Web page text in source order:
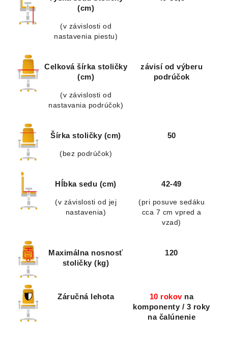
(cm)
(v závislosti od
nastavenia piestu)
Celková šírka stoličky
(cm)
(v závislosti od
nastavania podrúčok)
závisí od výberu
podrúčok
Šírka stoličky (cm)
(bez podrúčok)
50
Hĺbka sedu (cm)
(v závislosti od jej
nastavenia)
42-49
(pri posuve sedáku
cca 7 cm vpred a
vzad)
Maximálna nosnosť
stoličky (kg)
120
Záručná lehota 10 rokovna
komponenty / 3 roky
na čalúnenie